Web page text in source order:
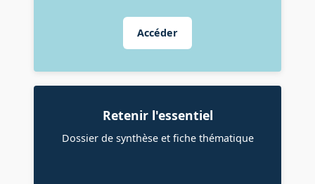
Accéder
Retenir l'essentiel
Dossier de synthèse et fiche thématique